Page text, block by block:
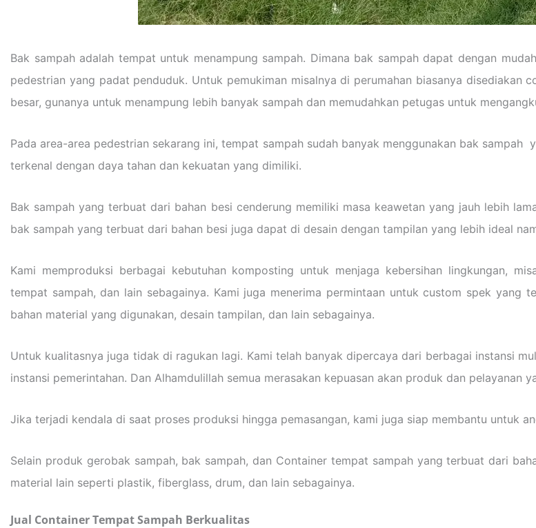
Bak sampah adalah tempat untuk menampung sampah. Dimana bak sampah dapat dengan
pedestrian yang padat penduduk. Untuk pemukiman misalnya di perumahan biasanya disediakan
besar, gunanya untuk menampung lebih banyak sampah dan memudahkan petugas untuk
Pada area-area pedestrian sekarang ini, tempat sampah sudah banyak menggunakan bak
terkenal dengan daya tahan dan kekuatan yang dimiliki.
Bak sampah yang terbuat dari bahan besi cenderung memiliki masa keawetan yang jauh lebih
bak sampah yang terbuat dari bahan besi juga dapat di desain dengan tampilan yang lebih ideal
Kami memproduksi berbagai kebutuhan komposting untuk menjaga kebersihan lingkungan,
tempat sampah, dan lain sebagainya. Kami juga menerima permintaan untuk custom spek yang
bahan material yang digunakan, desain tampilan, dan lain sebagainya.
Untuk kualitasnya juga tidak di ragukan lagi. Kami telah banyak dipercaya dari berbagai instansi
instansi pemerintahan. Dan Alhamdulillah semua merasakan kepuasan akan produk dan pelayanan
Jika terjadi kendala di saat proses produksi hingga pemasangan, kami juga siap membantu untuk
Selain produk gerobak sampah, bak sampah, dan Container tempat sampah yang terbuat dari
material lain seperti plastik, fiberglass, drum, dan lain sebagainya.
Jual Container Tempat Sampah Berkualitas